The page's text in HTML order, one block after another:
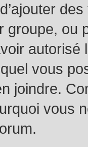
groupe, ou
autorisé
vous
joindre.
vous